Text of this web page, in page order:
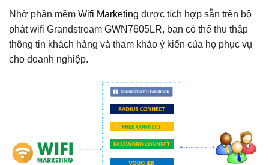
Nhờ phần mềm Wifi Marketing được tích hợp sẵn trên bộ
phát wifi Grandstream GWN7605LR, bạn có thể thu thập
thông tin khách hàng và tham khảo ý kiến của họ phục vụ
cho doanh nghiệp.